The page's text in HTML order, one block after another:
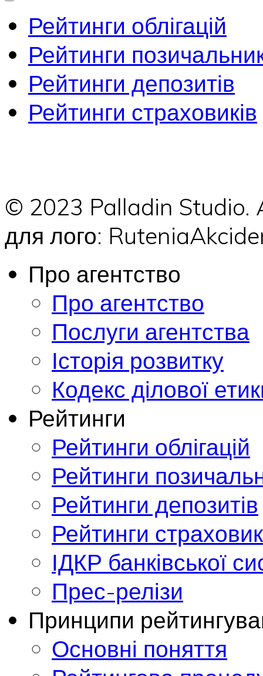
Рейтинги облігацій
Рейтинги
Рейтинги депозитів
Рейтинги страховиків
© 2023 Palladin
для лого:
Про агентство
Про агентство
Послуги агентства
Історія розвитку
Кодекс ділової
Рейтинги
Рейтинги облігацій
Рейтинги
Рейтинги депозитів
Рейтинги
ІДКР банківської
Прес-релізи
Принципи
Основні поняття